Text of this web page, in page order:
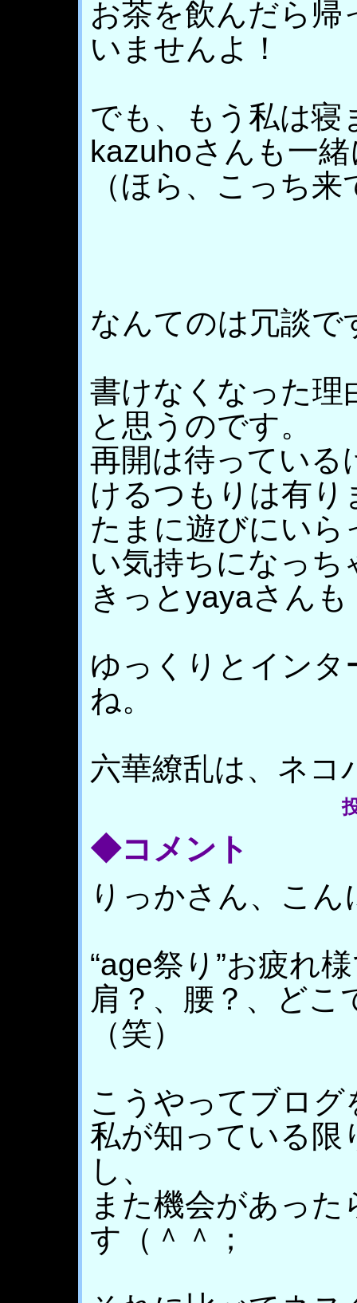
お茶を飲んだら
いませんよ！
でも、もう私は
kazuhoさんも一
（ほら、こっち来
なんてのは冗談
書けなくなった理
と思うのです。
再開は待っている
けるつもりは有り
たまに遊びにい
い気持ちになっ
きっとyayaさんも
ゆっくりとイン
ね。
六華繚乱は、ネコ
◆コメント
りっかさん、こん
“age祭り”お疲れ
肩？、腰？、どこ
（笑）
こうやってブロ
私が知っている限
し、
また機会があっ
す（＾＾；